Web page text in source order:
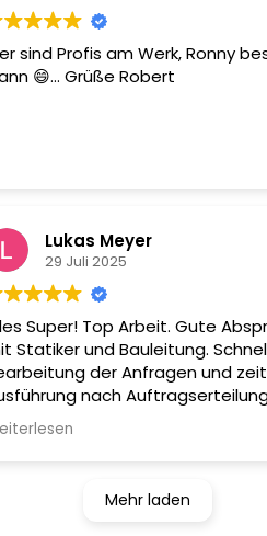
sind Profis am Werk, Ronny
😄... Grüße Robert
Lukas Meyer
29 Juli 2025
Super! Top Arbeit. Gute
Statiker und Bauleitung.
der Anfragen und
nach
jederzeit wieder.
Mehr laden